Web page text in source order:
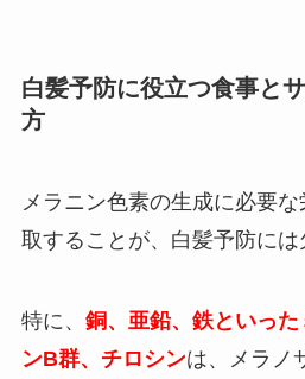
白髪予防に役立つ食事と
方
メラニン色素の生成に必要
取することが、白髪予防には
特に、 銅、亜鉛、鉄といった
ンB群、チロシンは、メラノ